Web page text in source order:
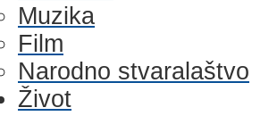
Muzika
Film
Narodno stvaralaštvo
Život